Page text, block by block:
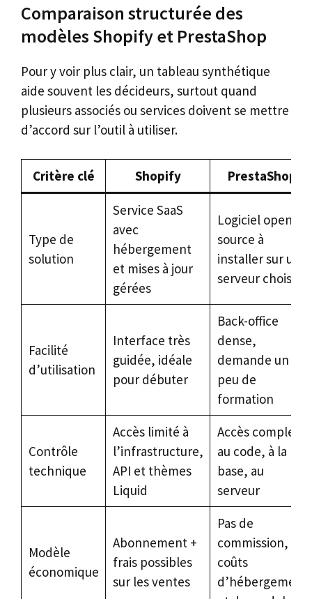
Comparaison structurée des
modèles Shopify et PrestaShop
Pour y voir plus clair, un tableau synthétique
aide souvent les décideurs, surtout quand
plusieurs associés ou services doivent se mettre
d’accord sur l’outil à utiliser.
Critère clé Shopify PrestaShop
Type de
solution
Service SaaS
avec
hébergement
et mises à jour
gérées
Logiciel open
source à
installer sur un
serveur choisi
Facilité
d’utilisation
Interface très
guidée, idéale
pour débuter
Back-office
dense,
demande un
peu de
formation
Contrôle
technique
Accès limité à
l’infrastructure,
API et thèmes
Liquid
Accès complet
au code, à la
base, au
serveur
Modèle
économique
Abonnement +
frais possibles
sur les ventes
Pas de
commission,
coûts
d’hébergement